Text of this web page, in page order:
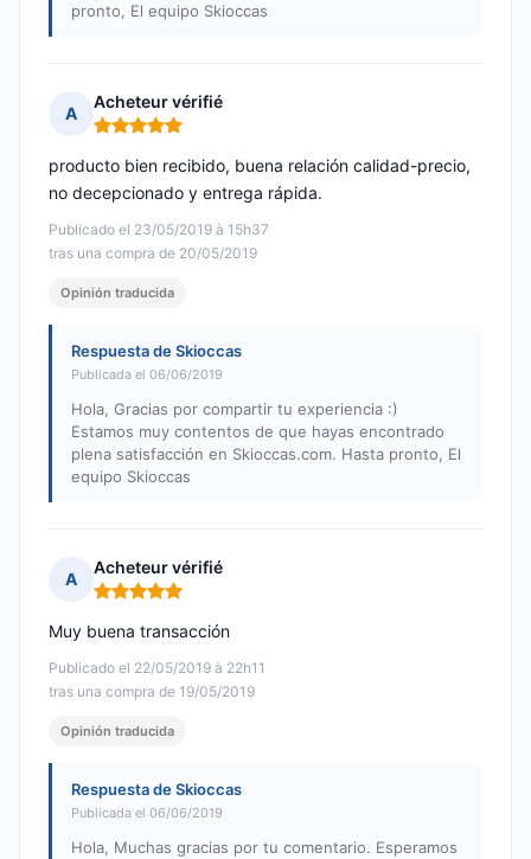
pronto, El equipo Skioccas
A
Acheteur vérifié
Nota: 5 de 5
Publicado el 23/05/2019 à 15h37
tras una compra de 20/05/2019
producto bien recibido, buena relación calidad-precio,
no decepcionado y entrega rápida.
Opinión traducida
Respuesta de Skioccas
Publicada el 06/06/2019
Hola, Gracias por compartir tu experiencia :)
Estamos muy contentos de que hayas encontrado
plena satisfacción en Skioccas.com. Hasta pronto, El
equipo Skioccas
A
Acheteur vérifié
Nota: 5 de 5
Publicado el 22/05/2019 à 22h11
tras una compra de 19/05/2019
Muy buena transacción
Opinión traducida
Respuesta de Skioccas
Publicada el 06/06/2019
Hola, Muchas gracias por tu comentario. Esperamos